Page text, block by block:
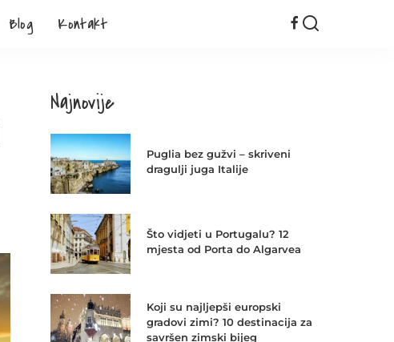
Blog Kontakt
Najnovije
Puglia bez gužvi – skriveni
dragulji juga Italije
Što vidjeti u Portugalu? 12
mjesta od Porta do Algarvea
Koji su najljepši europski
gradovi zimi? 10 destinacija za
savršen zimski bijeg